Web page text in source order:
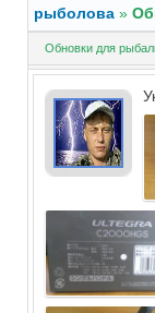
рыболова »
Обновки для